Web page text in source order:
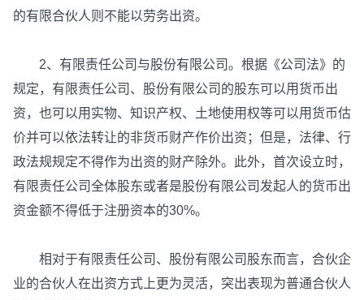
的有限合伙人则不能以劳务出资。
2、有限责任公司与股份有限公司。根据《公司法》的
规定，有限责任公司、股份有限公司的股东可以用货币出
资，也可以用实物、知识产权、土地使用权等可以用货币估
价并可以依法转让的非货币财产作价出资；但是，法律、行
政法规规定不得作为出资的财产除外。此外，首次设立时，
有限责任公司全体股东或者是股份有限公司发起人的货币出
资金额不得低于注册资本的30%。
相对于有限责任公司、股份有限公司股东而言，合伙企
业的合伙人在出资方式上更为灵活，突出表现为普通合伙人